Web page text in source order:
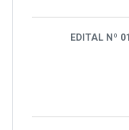
EDITAL Nº